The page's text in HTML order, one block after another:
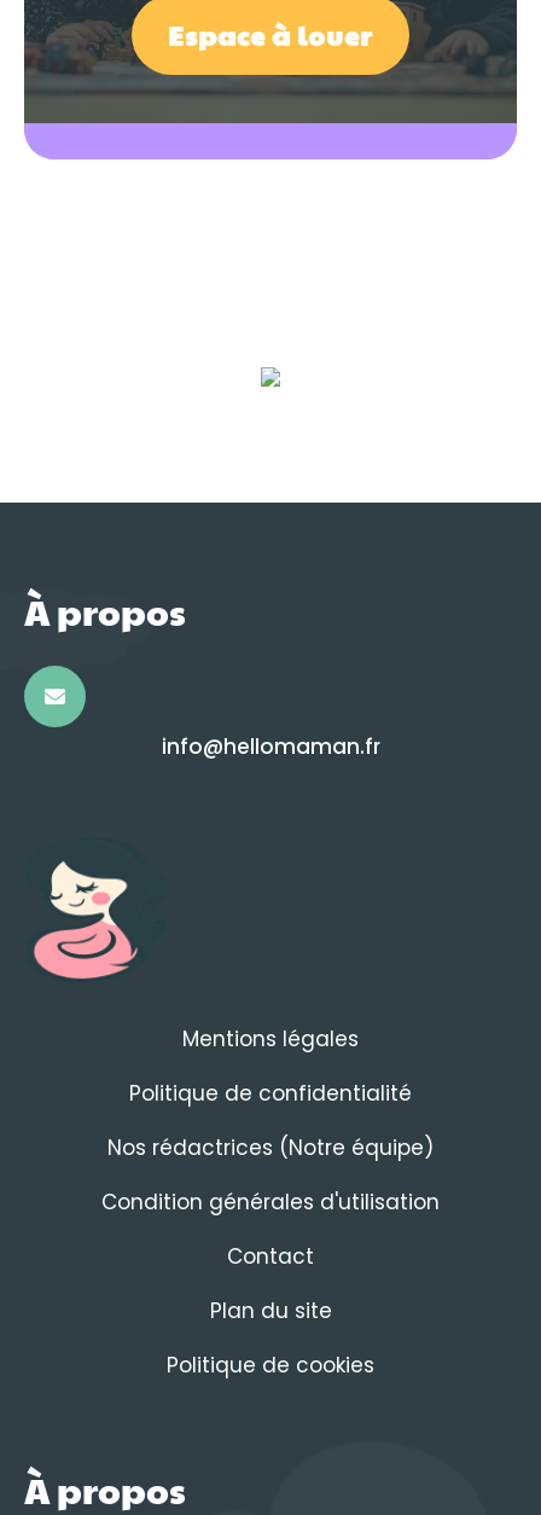
Espace à louer
À propos
info@hellomaman.fr
Mentions légales
Politique de confidentialité
Nos rédactrices (Notre équipe)
Condition générales d'utilisation
Contact
Plan du site
Politique de cookies
À propos